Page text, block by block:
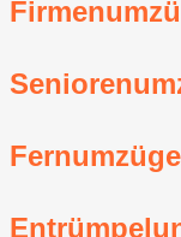
Fernumzüge